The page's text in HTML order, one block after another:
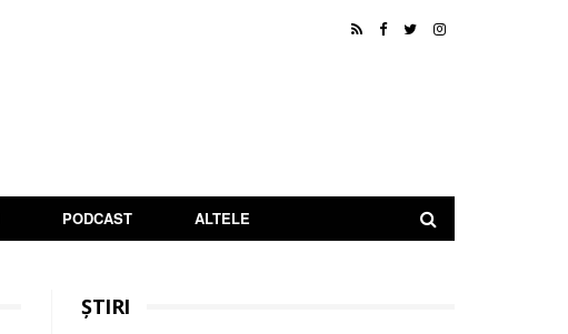
PODCAST ALTELE
ȘTIRI